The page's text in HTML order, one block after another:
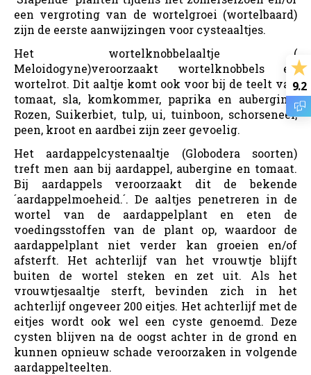
een vergroting van de wortelgroei (wortelbaard)
zijn de eerste aanwijzingen voor cysteaaltjes.
Het wortelknobbelaaltje (
Meloidogyne)veroorzaakt wortelknobbels en
wortelrot. Dit aaltje komt ook voor bij de teelt van
tomaat, sla, komkommer, paprika en aubergine.
Rozen, Suikerbiet, tulp, ui, tuinboon, schorseneer,
peen, kroot en aardbei zijn zeer gevoelig.
Het aardappelcystenaaltje (Globodera soorten)
treft men aan bij aardappel, aubergine en tomaat.
Bij aardappels veroorzaakt dit de bekende
´aardappelmoeheid.´. De aaltjes penetreren in de
wortel van de aardappelplant en eten de
voedingsstoffen van de plant op, waardoor de
aardappelplant niet verder kan groeien en/of
afsterft. Het achterlijf van het vrouwtje blijft
buiten de wortel steken en zet uit. Als het
vrouwtjesaaltje sterft, bevinden zich in het
achterlijf ongeveer 200 eitjes. Het achterlijf met de
eitjes wordt ook wel een cyste genoemd. Deze
cysten blijven na de oogst achter in de grond en
kunnen opnieuw schade veroorzaken in volgende
aardappelteelten.
9.2